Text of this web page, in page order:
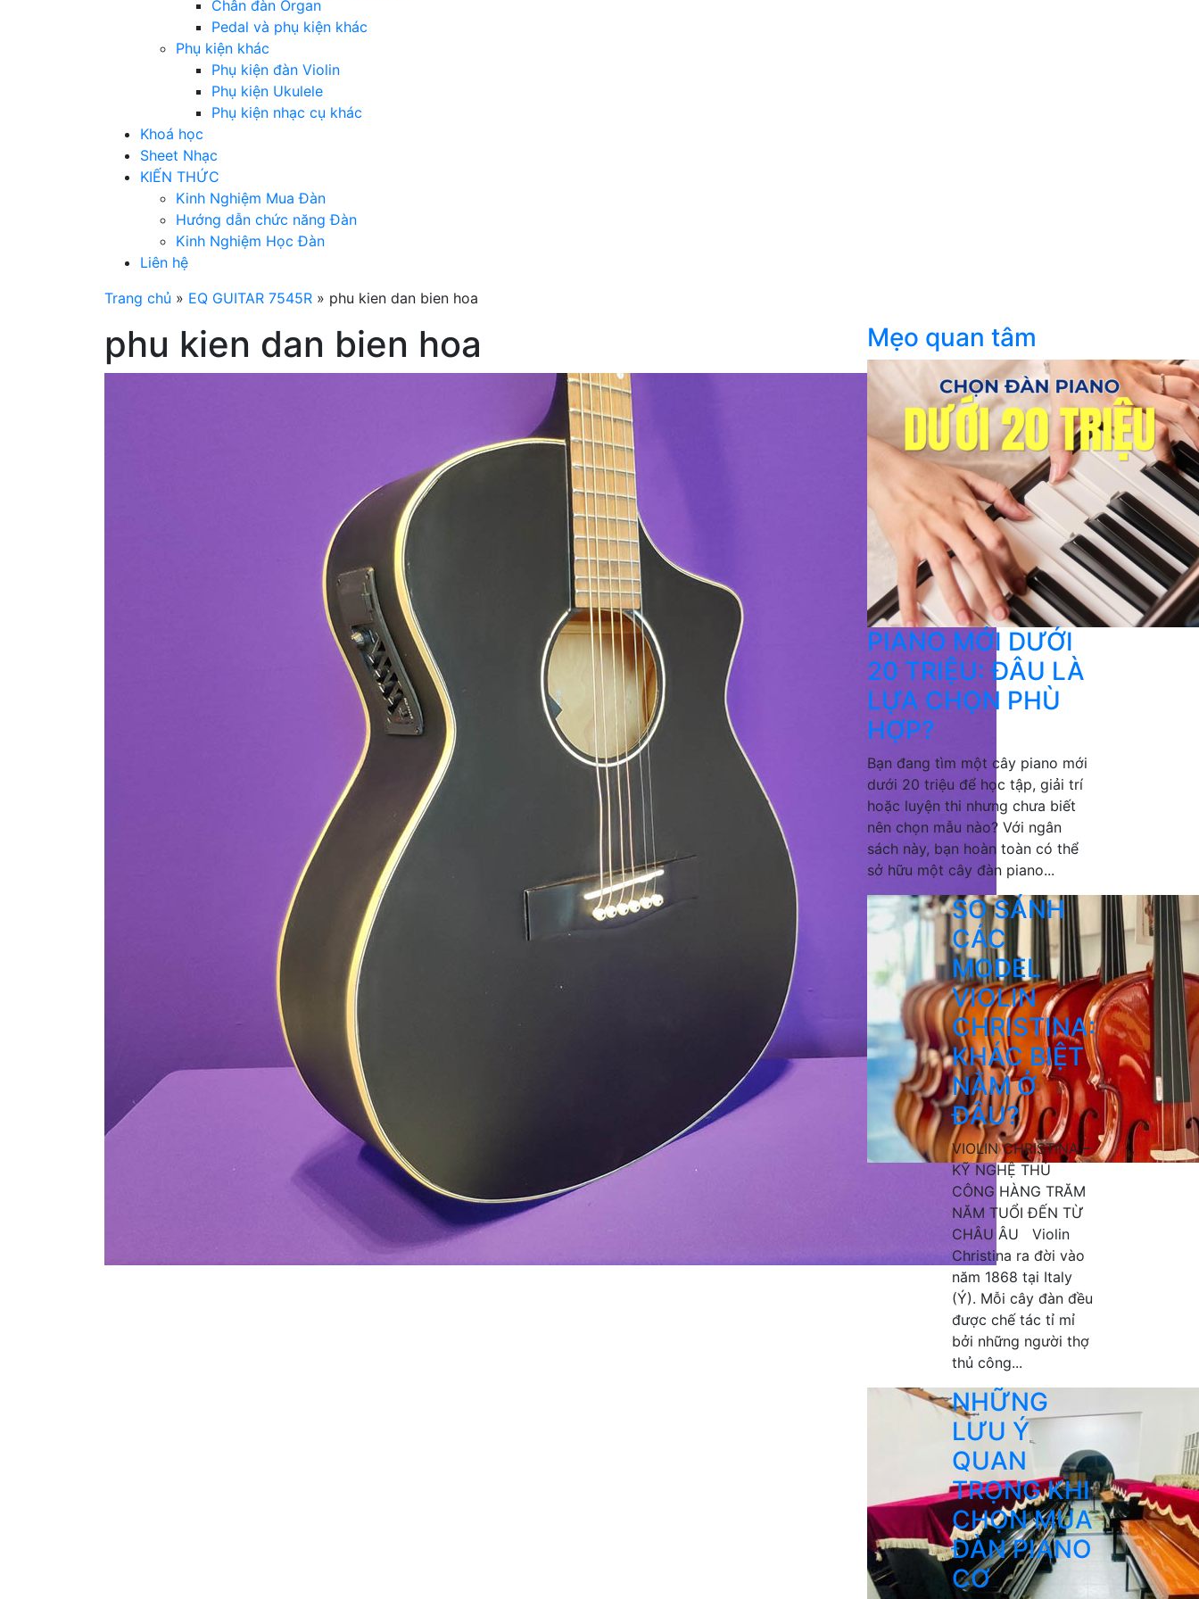
Chân đàn Organ
Pedal và phụ kiện khác
Phụ kiện khác
Phụ kiện đàn Violin
Phụ kiện Ukulele
Phụ kiện nhạc cụ khác
Khoá học
Sheet Nhạc
KIẾN THỨC
Kinh Nghiệm Mua Đàn
Hướng dẫn chức năng Đàn
Kinh Nghiệm Học Đàn
Liên hệ
Trang chủ » EQ GUITAR 7545R » phu kien dan bien hoa
phu kien dan bien hoa Mẹo quan tâm
PIANO MỚI DƯỚI
20 TRIỆU: ĐÂU LÀ
LỰA CHỌN PHÙ
HỢP?
Bạn đang tìm một cây piano mới
dưới 20 triệu để học tập, giải trí
hoặc luyện thi nhưng chưa biết
nên chọn mẫu nào? Với ngân
sách này, bạn hoàn toàn có thể
sở hữu một cây đàn piano...
SO SÁNH
CÁC
MODEL
VIOLIN
CHRISTINA:
KHÁC BIỆT
NẰM Ở
ĐÂU?
VIOLIN CHRISTINA –
KỸ NGHỆ THỦ
CÔNG HÀNG TRĂM
NĂM TUỔI ĐẾN TỪ
CHÂU ÂU Violin
Christina ra đời vào
năm 1868 tại Italy
(Ý). Mỗi cây đàn đều
được chế tác tỉ mỉ
bởi những người thợ
thủ công...
NHỮNG
LƯU Ý
QUAN
TRỌNG KHI
CHỌN MUA
ĐÀN PIANO
CƠ